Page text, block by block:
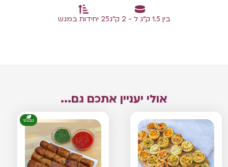
בין 1.5 ק"ג ל - 2 ק"ג 25 יחידות במגש
אולי יעניין אתכם גם...
טבעוני